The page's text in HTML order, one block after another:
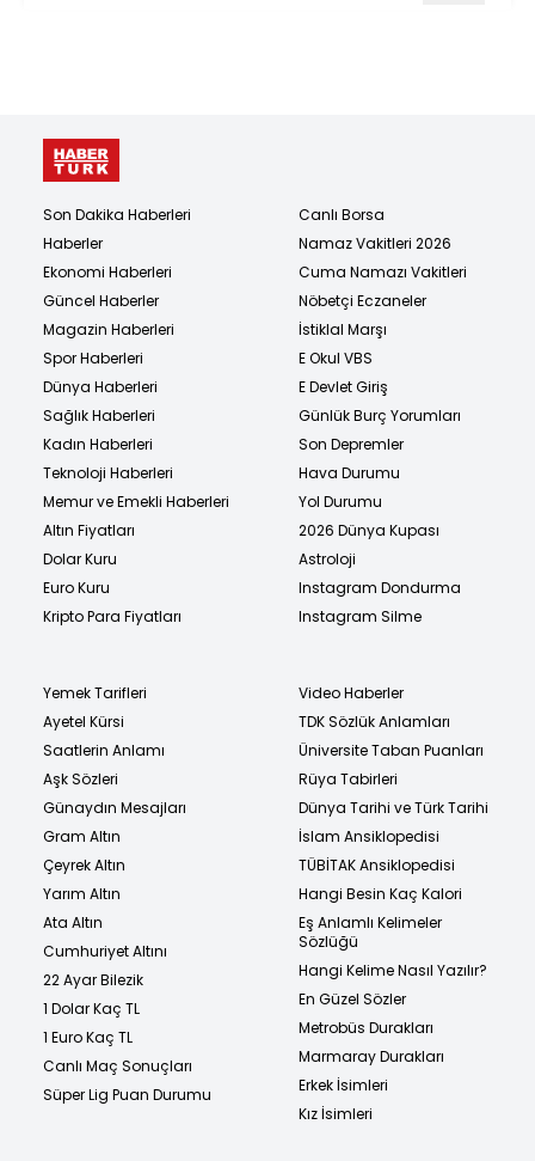
Son Dakika Haberleri
Haberler
Ekonomi Haberleri
Güncel Haberler
Magazin Haberleri
Spor Haberleri
Dünya Haberleri
Sağlık Haberleri
Kadın Haberleri
Teknoloji Haberleri
Memur ve Emekli Haberleri
Altın Fiyatları
Dolar Kuru
Euro Kuru
Kripto Para Fiyatları
Canlı Borsa
Namaz Vakitleri 2026
Cuma Namazı Vakitleri
Nöbetçi Eczaneler
İstiklal Marşı
E Okul VBS
E Devlet Giriş
Günlük Burç Yorumları
Son Depremler
Hava Durumu
Yol Durumu
2026 Dünya Kupası
Astroloji
Instagram Dondurma
Instagram Silme
Yemek Tarifleri
Ayetel Kürsi
Saatlerin Anlamı
Aşk Sözleri
Günaydın Mesajları
Gram Altın
Çeyrek Altın
Yarım Altın
Ata Altın
Cumhuriyet Altını
22 Ayar Bilezik
1 Dolar Kaç TL
1 Euro Kaç TL
Canlı Maç Sonuçları
Süper Lig Puan Durumu
Video Haberler
TDK Sözlük Anlamları
Üniversite Taban Puanları
Rüya Tabirleri
Dünya Tarihi ve Türk Tarihi
İslam Ansiklopedisi
TÜBİTAK Ansiklopedisi
Hangi Besin Kaç Kalori
Eş Anlamlı Kelimeler
Sözlüğü
Hangi Kelime Nasıl Yazılır?
En Güzel Sözler
Metrobüs Durakları
Marmaray Durakları
Erkek İsimleri
Kız İsimleri